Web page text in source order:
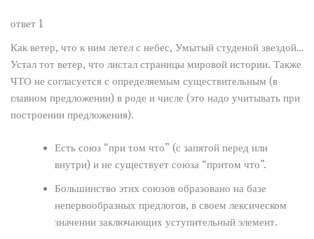
ответ 1
Как ветер, что к ним летел с небес, Умытый студеной звездой…
Устал тот ветер, что листал страницы мировой истории. Также
ЧТО не согласуется с определяемым существительным (в
главном предложении) в роде и числе (это надо учитывать при
построении предложения).
Есть союз “при том что” (с запятой перед или
внутри) и не существует союза “притом что”.
Большинство этих союзов образовано на базе
непервообразных предлогов, в своем лексическом
значении заключающих уступительный элемент.